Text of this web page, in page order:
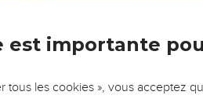
!
est importante
tous les cookies », vous acceptez